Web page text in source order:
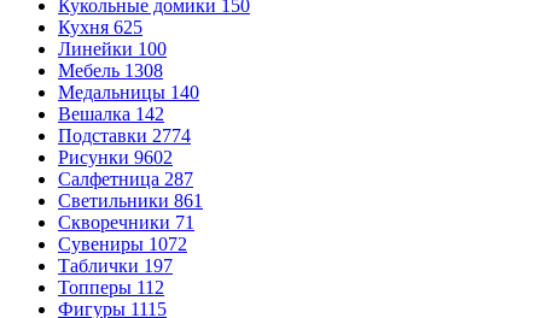
Кукольные домики 150
Кухня 625
Линейки 100
Мебель 1308
Медальницы 140
Вешалка 142
Подставки 2774
Рисунки 9602
Салфетница 287
Светильники 861
Скворечники 71
Сувениры 1072
Таблички 197
Топперы 112
Фигуры 1115